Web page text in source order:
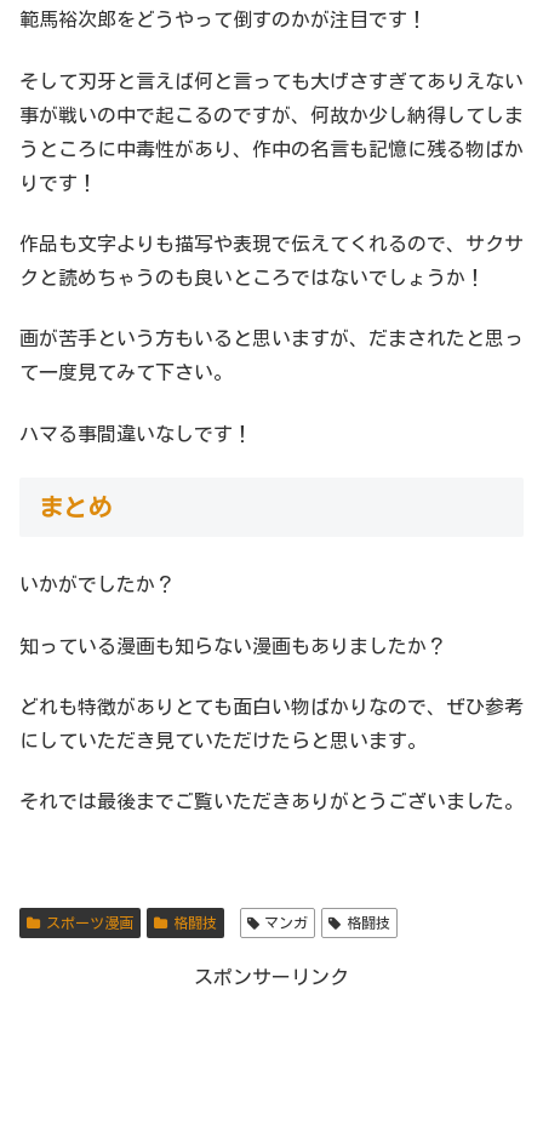
範馬裕次郎をどうやって倒すのかが注目です！
そして刃牙と言えば何と言っても大げさすぎてありえない
事が戦いの中で起こるのですが、何故か少し納得してしま
うところに中毒性があり、作中の名言も記憶に残る物ばか
りです！
作品も文字よりも描写や表現で伝えてくれるので、サクサ
クと読めちゃうのも良いところではないでしょうか！
画が苦手という方もいると思いますが、だまされたと思っ
て一度見てみて下さい。
ハマる事間違いなしです！
まとめ
いかがでしたか？
知っている漫画も知らない漫画もありましたか？
どれも特徴がありとても面白い物ばかりなので、ぜひ参考
にしていただき見ていただけたらと思います。
それでは最後までご覧いただきありがとうございました。
スポーツ漫画 格闘技 マンガ 格闘技
スポンサーリンク